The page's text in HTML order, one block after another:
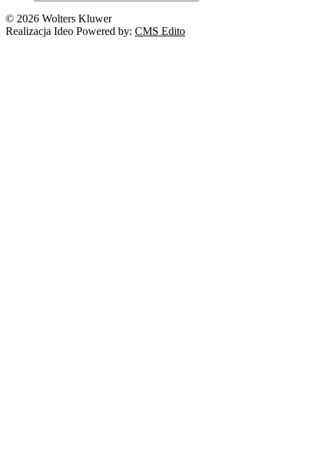
Prawo autorskie
© 2026 Wolters Kluwer
Realizacja Ideo Powered by: CMS Edito